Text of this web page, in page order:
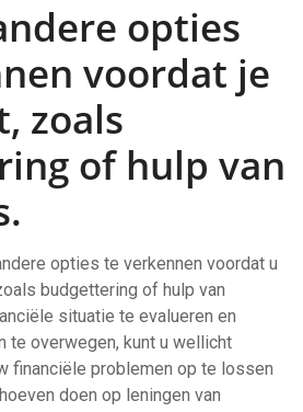
opties
voordat je
zoals
of hulp van
opties te verkennen voordat u
budgettering of hulp van
situatie te evalueren en
te overwegen, kunt u wellicht
financiële problemen op te lossen
doen op leningen van